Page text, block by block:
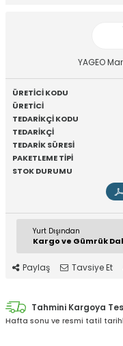
YAGEO
ÜRETİCİ KODU
ÜRETİCİ
TEDARİKÇİ KODU
TEDARİKÇİ
TEDARİK SÜRESİ
PAKETLEME TİPİ
STOK DURUMU
Yurt Dışından
Kargo ve Gümrük
Paylaş Tavsiye Et
Tahmini Kargoya
Hafta sonu ve resmi tatil